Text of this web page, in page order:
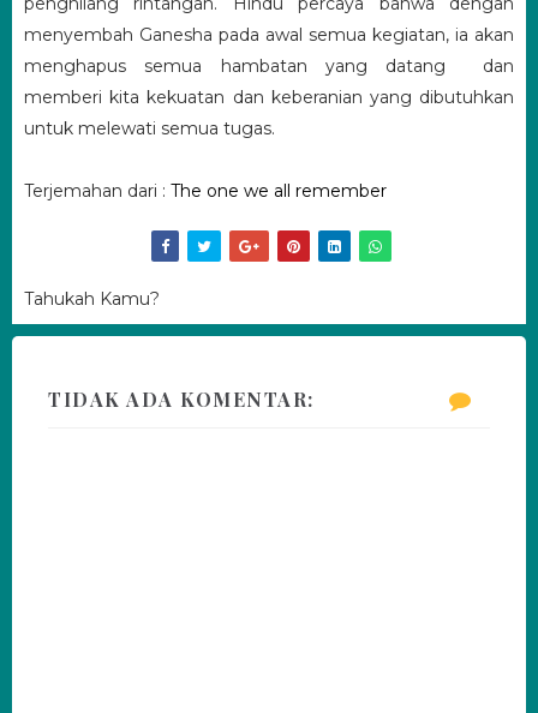
menyembah Ganesha pada awal semua kegiatan, ia akan
menghapus semua hambatan yang datang dan
memberi kita kekuatan dan keberanian yang dibutuhkan
untuk melewati semua tugas.
Terjemahan dari : The one we all remember
Tahukah Kamu?
TIDAK ADA KOMENTAR: